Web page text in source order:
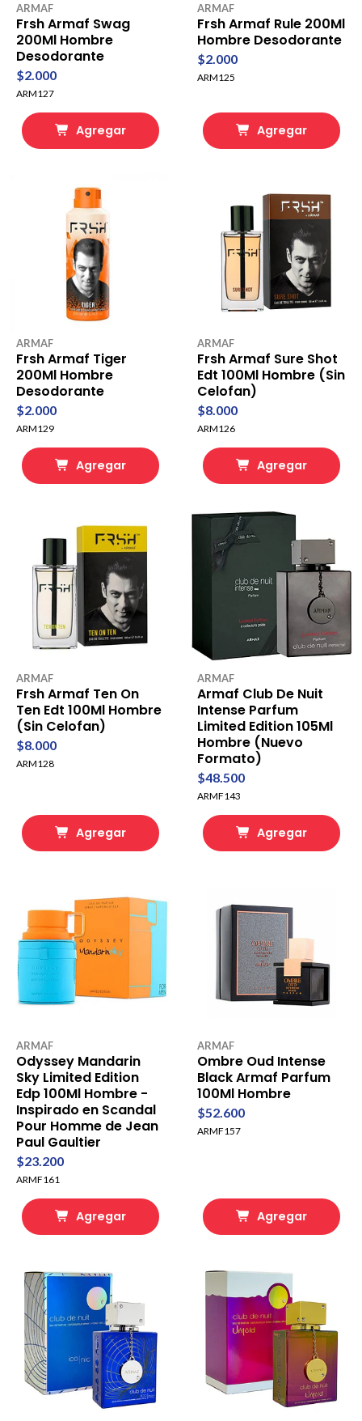
ARMAF
Frsh Armaf Swag
200Ml Hombre
Desodorante
$2.000
ARM127
Agregar
ARMAF
Frsh Armaf Rule 200Ml
Hombre Desodorante
$2.000
ARM125
Agregar
ARMAF
Frsh Armaf Tiger
200Ml Hombre
Desodorante
$2.000
ARM129
Agregar
ARMAF
Frsh Armaf Sure Shot
Edt 100Ml Hombre (Sin
Celofan)
$8.000
ARM126
Agregar
ARMAF
Frsh Armaf Ten On
Ten Edt 100Ml Hombre
(Sin Celofan)
$8.000
ARM128
Agregar
ARMAF
Armaf Club De Nuit
Intense Parfum
Limited Edition 105Ml
Hombre (Nuevo
Formato)
$48.500
ARMF143
Agregar
ARMAF
Odyssey Mandarin
Sky Limited Edition
Edp 100Ml Hombre -
Inspirado en Scandal
Pour Homme de Jean
Paul Gaultier
$23.200
ARMF161
Agregar
ARMAF
Ombre Oud Intense
Black Armaf Parfum
100Ml Hombre
$52.600
ARMF157
Agregar